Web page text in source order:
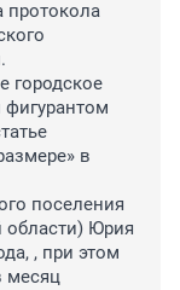
протокола
городское
в
поселения
области) Юрия
, при этом
месяц